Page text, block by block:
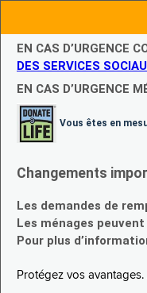
EN CAS D’URGENCE
DES SERVICES
EN CAS D’URGENCE
Vous êtes en
Changements
Les demandes de
Les ménages
Pour plus
Protégez vos